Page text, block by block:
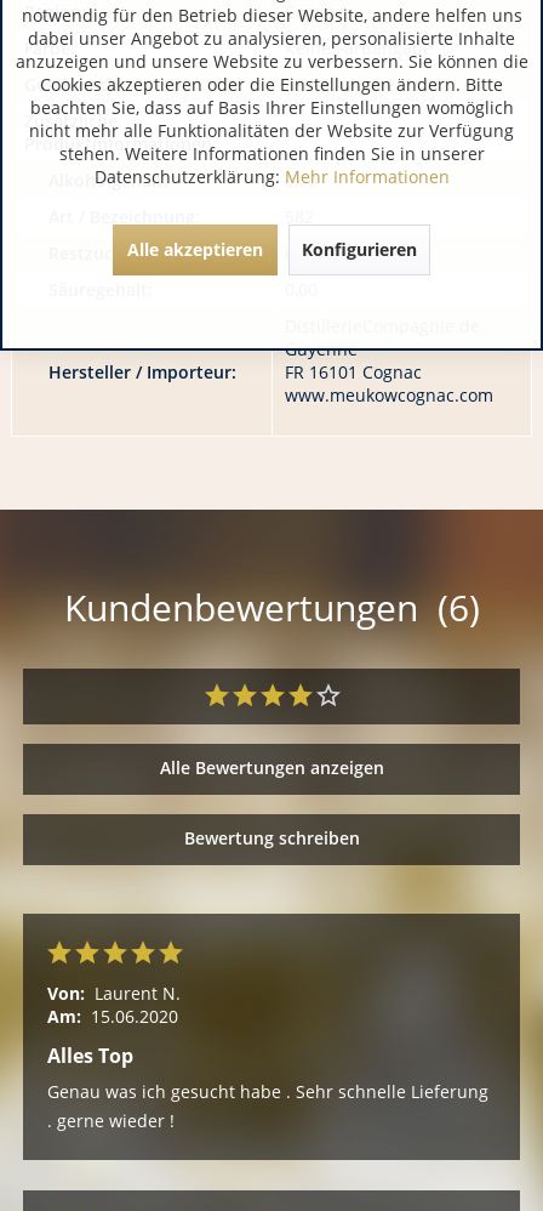
Region:
Cognac
Farbe:
Keine Farbangabe
Geschmack:
keine Angabe
Zusätzliche
Produktinformationen:
Alkoholgehalt:
0,00
Restzucker:
0,00
Hersteller / Importeur:
Guyenne
FR 16101 Cognac
www.meukowcognac.com
Kundenbewertungen (6)
Alle Bewertungen anzeigen
Bewertung schreiben
Von: Laurent N.
Am: 15.06.2020
Alles Top
Genau was ich gesucht habe . Sehr schnelle Lieferung
. gerne wieder !
notwendig für den Betrieb dieser Website, andere helfen uns
dabei unser Angebot zu analysieren, personalisierte Inhalte
anzuzeigen und unsere Website zu verbessern. Sie können die
Cookies akzeptieren oder die Einstellungen ändern. Bitte
beachten Sie, dass auf Basis Ihrer Einstellungen womöglich
nicht mehr alle Funktionalitäten der Website zur Verfügung
stehen. Weitere Informationen finden Sie in unserer
Datenschutzerklärung: Mehr Informationen
Alle akzeptieren Konfigurieren